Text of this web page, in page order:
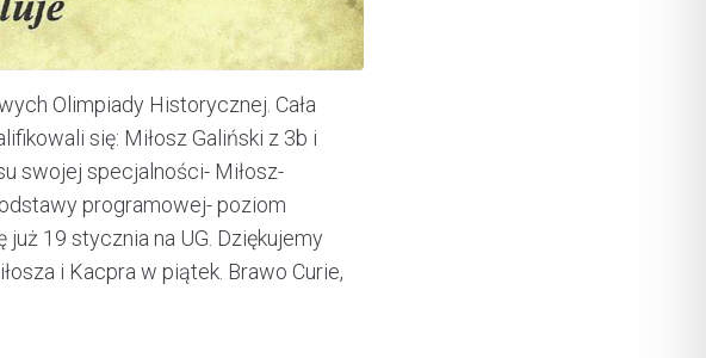
Olimpiady Historycznej. Cała
się: Miłosz Galiński z 3b i
swojej specjalności- Miłosz-
programowej- poziom
19 stycznia na UG. Dziękujemy
i Kacpra w piątek. Brawo Curie,